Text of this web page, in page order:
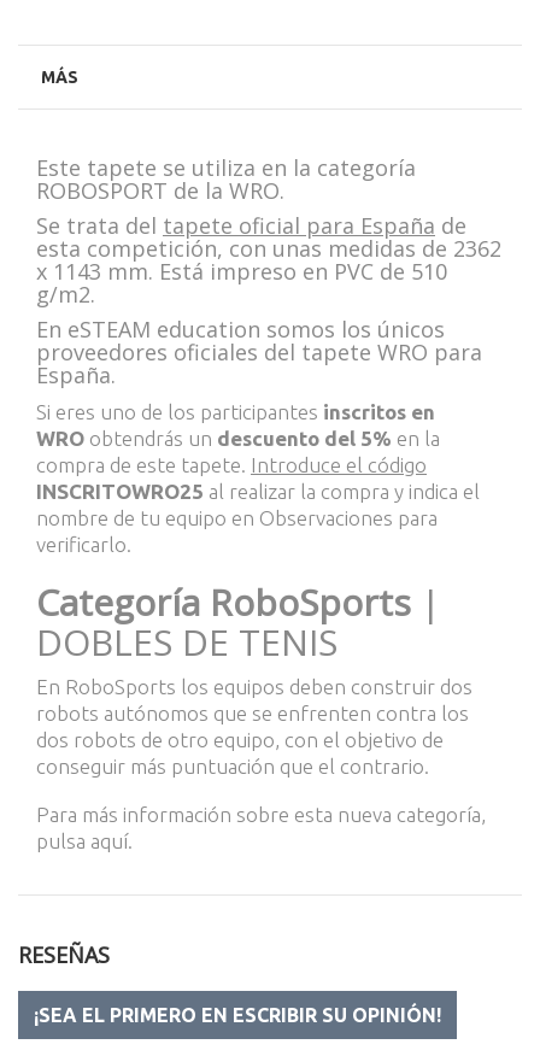
MÁS
Este tapete se utiliza en la categoría
ROBOSPORT de la WRO.
Se trata del tapete oficial para España de
esta competición, con unas medidas de 2362
x 1143 mm. Está impreso en PVC de 510
g/m2.
En eSTEAM education somos los únicos
proveedores oficiales del tapete WRO para
España.
Si eres uno de los participantes inscritos en
WRO obtendrás un descuento del 5% en la
compra de este tapete. Introduce el código
INSCRITOWRO25 al realizar la compra y indica el
nombre de tu equipo en Observaciones para
verificarlo.
Categoría RoboSports |
DOBLES DE TENIS
En RoboSports los equipos deben construir dos
robots autónomos que se enfrenten contra los
dos robots de otro equipo, con el objetivo de
conseguir más puntuación que el contrario.
Para más información sobre esta nueva categoría,
pulsa aquí.
RESEÑAS
¡SEA EL PRIMERO EN ESCRIBIR SU OPINIÓN!